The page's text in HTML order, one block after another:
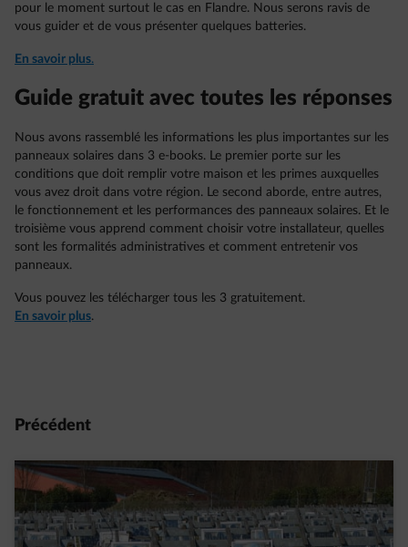
pour le moment surtout le cas en Flandre. Nous serons ravis de
vous guider et de vous présenter quelques batteries.
En savoir plus.
Guide gratuit avec toutes les réponses
Nous avons rassemblé les informations les plus importantes sur les
panneaux solaires dans 3 e-books. Le premier porte sur les
conditions que doit remplir votre maison et les primes auxquelles
vous avez droit dans votre région. Le second aborde, entre autres,
le fonctionnement et les performances des panneaux solaires. Et le
troisième vous apprend comment choisir votre installateur, quelles
sont les formalités administratives et comment entretenir vos
panneaux.
Vous pouvez les télécharger tous les 3 gratuitement.
En savoir plus.
Précédent